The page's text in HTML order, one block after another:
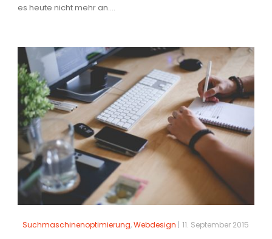
es heute nicht mehr an....
Suchmaschinenoptimierung,Webdesign | 11. September 2015